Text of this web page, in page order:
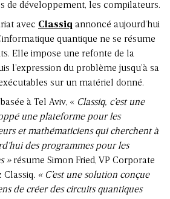
de développement, les compilateurs.
avec Classiq annoncé aujourd’hui
quantique ne se résume
Elle impose une refonte de la
l’expression du problème jusqu’à sa
sur un matériel donné.
à Tel Aviv, « Classiq, c’est une
une plateforme pour les
et mathématiciens qui cherchent à
des programmes pour les
» résume Simon Fried, VP Corporate
Classiq. « C’est une solution conçue
de créer des circuits quantiques